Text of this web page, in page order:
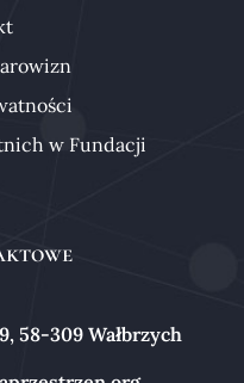
w Fundacji
58-309 Wałbrzych